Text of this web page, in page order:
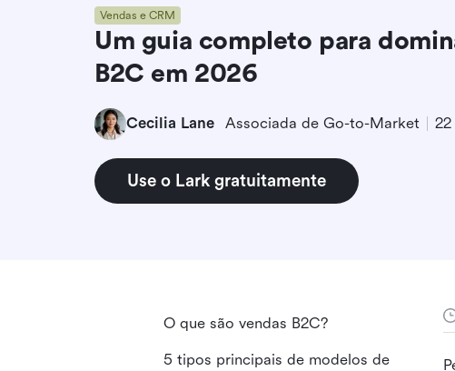
Vendas e CRM
Um guia completo para
B2C em 2026
Cecilia Lane Associada de Go-to-Market
Use o Lark gratuitamente
O que são vendas B2C?
5 tipos principais de modelos de